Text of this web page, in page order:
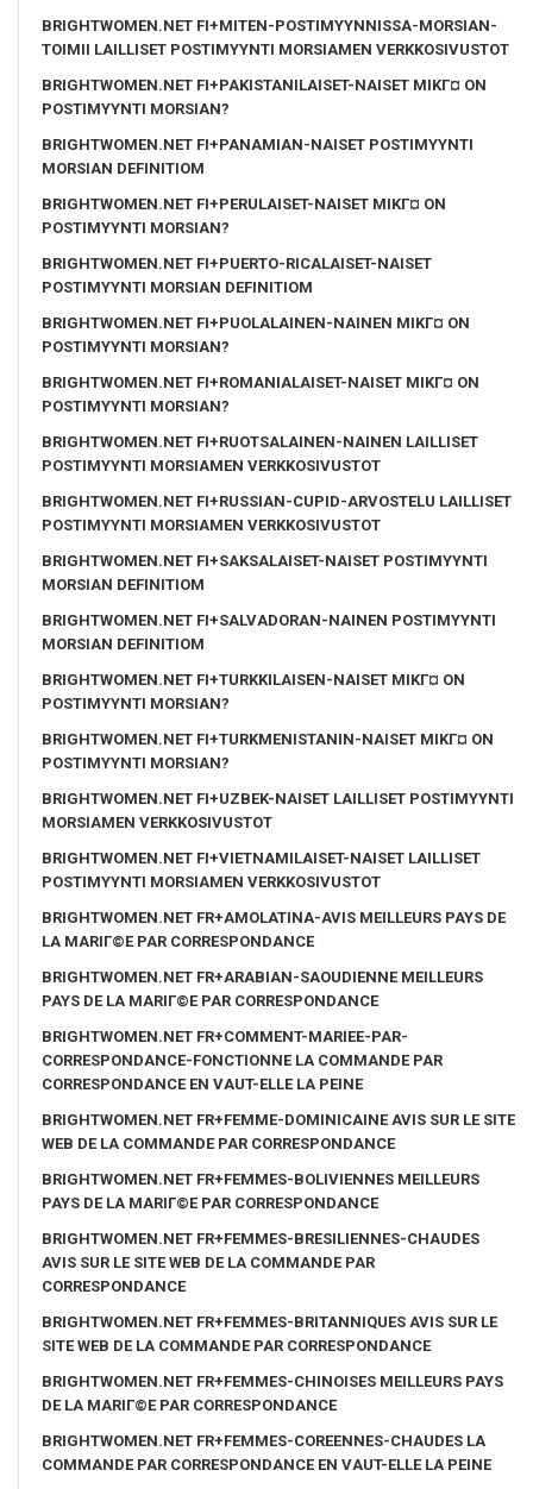
BRIGHTWOMEN.NET FI+MITEN-POSTIMYYNNISSA-MORSIAN-
TOIMII LAILLISET POSTIMYYNTI MORSIAMEN VERKKOSIVUSTOT
BRIGHTWOMEN.NET FI+PAKISTANILAISET-NAISET MIKГ¤ ON
POSTIMYYNTI MORSIAN?
BRIGHTWOMEN.NET FI+PANAMIAN-NAISET POSTIMYYNTI
MORSIAN DEFINITIOM
BRIGHTWOMEN.NET FI+PERULAISET-NAISET MIKГ¤ ON
POSTIMYYNTI MORSIAN?
BRIGHTWOMEN.NET FI+PUERTO-RICALAISET-NAISET
POSTIMYYNTI MORSIAN DEFINITIOM
BRIGHTWOMEN.NET FI+PUOLALAINEN-NAINEN MIKГ¤ ON
POSTIMYYNTI MORSIAN?
BRIGHTWOMEN.NET FI+ROMANIALAISET-NAISET MIKГ¤ ON
POSTIMYYNTI MORSIAN?
BRIGHTWOMEN.NET FI+RUOTSALAINEN-NAINEN LAILLISET
POSTIMYYNTI MORSIAMEN VERKKOSIVUSTOT
BRIGHTWOMEN.NET FI+RUSSIAN-CUPID-ARVOSTELU LAILLISET
POSTIMYYNTI MORSIAMEN VERKKOSIVUSTOT
BRIGHTWOMEN.NET FI+SAKSALAISET-NAISET POSTIMYYNTI
MORSIAN DEFINITIOM
BRIGHTWOMEN.NET FI+SALVADORAN-NAINEN POSTIMYYNTI
MORSIAN DEFINITIOM
BRIGHTWOMEN.NET FI+TURKKILAISEN-NAISET MIKГ¤ ON
POSTIMYYNTI MORSIAN?
BRIGHTWOMEN.NET FI+TURKMENISTANIN-NAISET MIKГ¤ ON
POSTIMYYNTI MORSIAN?
BRIGHTWOMEN.NET FI+UZBEK-NAISET LAILLISET POSTIMYYNTI
MORSIAMEN VERKKOSIVUSTOT
BRIGHTWOMEN.NET FI+VIETNAMILAISET-NAISET LAILLISET
POSTIMYYNTI MORSIAMEN VERKKOSIVUSTOT
BRIGHTWOMEN.NET FR+AMOLATINA-AVIS MEILLEURS PAYS DE
LA MARIГ©E PAR CORRESPONDANCE
BRIGHTWOMEN.NET FR+ARABIAN-SAOUDIENNE MEILLEURS
PAYS DE LA MARIГ©E PAR CORRESPONDANCE
BRIGHTWOMEN.NET FR+COMMENT-MARIEE-PAR-
CORRESPONDANCE-FONCTIONNE LA COMMANDE PAR
CORRESPONDANCE EN VAUT-ELLE LA PEINE
BRIGHTWOMEN.NET FR+FEMME-DOMINICAINE AVIS SUR LE SITE
WEB DE LA COMMANDE PAR CORRESPONDANCE
BRIGHTWOMEN.NET FR+FEMMES-BOLIVIENNES MEILLEURS
PAYS DE LA MARIГ©E PAR CORRESPONDANCE
BRIGHTWOMEN.NET FR+FEMMES-BRESILIENNES-CHAUDES
AVIS SUR LE SITE WEB DE LA COMMANDE PAR
CORRESPONDANCE
BRIGHTWOMEN.NET FR+FEMMES-BRITANNIQUES AVIS SUR LE
SITE WEB DE LA COMMANDE PAR CORRESPONDANCE
BRIGHTWOMEN.NET FR+FEMMES-CHINOISES MEILLEURS PAYS
DE LA MARIГ©E PAR CORRESPONDANCE
BRIGHTWOMEN.NET FR+FEMMES-COREENNES-CHAUDES LA
COMMANDE PAR CORRESPONDANCE EN VAUT-ELLE LA PEINE